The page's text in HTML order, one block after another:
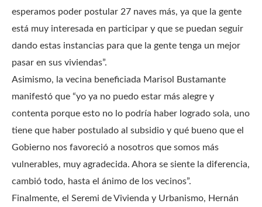
esperamos poder postular 27 naves más, ya que la gente
está muy interesada en participar y que se puedan seguir
dando estas instancias para que la gente tenga un mejor
pasar en sus viviendas”.
Asimismo, la vecina beneficiada Marisol Bustamante
manifestó que “yo ya no puedo estar más alegre y
contenta porque esto no lo podría haber logrado sola, uno
tiene que haber postulado al subsidio y qué bueno que el
Gobierno nos favoreció a nosotros que somos más
vulnerables, muy agradecida. Ahora se siente la diferencia,
cambió todo, hasta el ánimo de los vecinos”.
Finalmente, el Seremi de Vivienda y Urbanismo, Hernán